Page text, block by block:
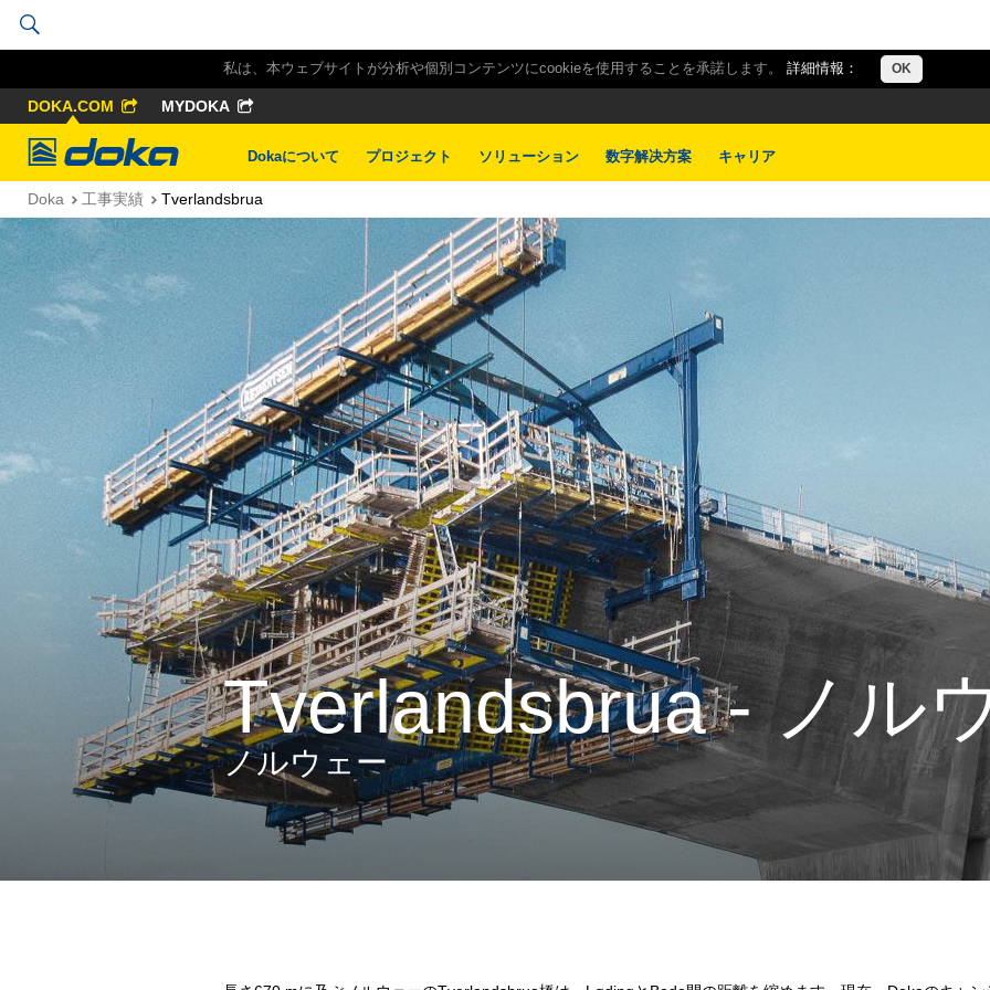
私は、本ウェブサイトが分析や個別コンテンツにcookieを使用することを承諾します。 詳細情報： OK
DOKA.COM MYDOKA
Doka
Dokaについて
プロジェクト ソリューション 数字解决方案 キャリア
Doka 工事実績 Tverlandsbrua
Tverlandsbrua - ノル
ノルウェー